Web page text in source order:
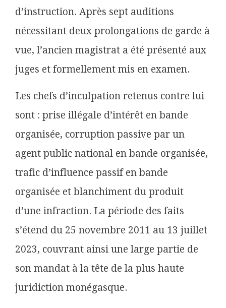
d’instruction. Après sept auditions
nécessitant deux prolongations de garde à
vue, l’ancien magistrat a été présenté aux
juges et formellement mis en examen.
Les chefs d’inculpation retenus contre lui
sont : prise illégale d’intérêt en bande
organisée, corruption passive par un
agent public national en bande organisée,
trafic d’influence passif en bande
organisée et blanchiment du produit
d’une infraction. La période des faits
s’étend du 25 novembre 2011 au 13 juillet
2023, couvrant ainsi une large partie de
son mandat à la tête de la plus haute
juridiction monégasque.